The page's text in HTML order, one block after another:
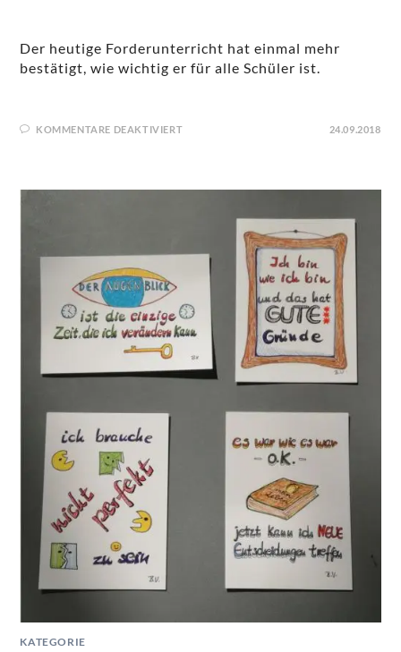
Der heutige Forderunterricht hat einmal mehr
bestätigt, wie wichtig er für alle Schüler ist.
KOMMENTARE DEAKTIVIERT 24.09.2018
KATEGORIE